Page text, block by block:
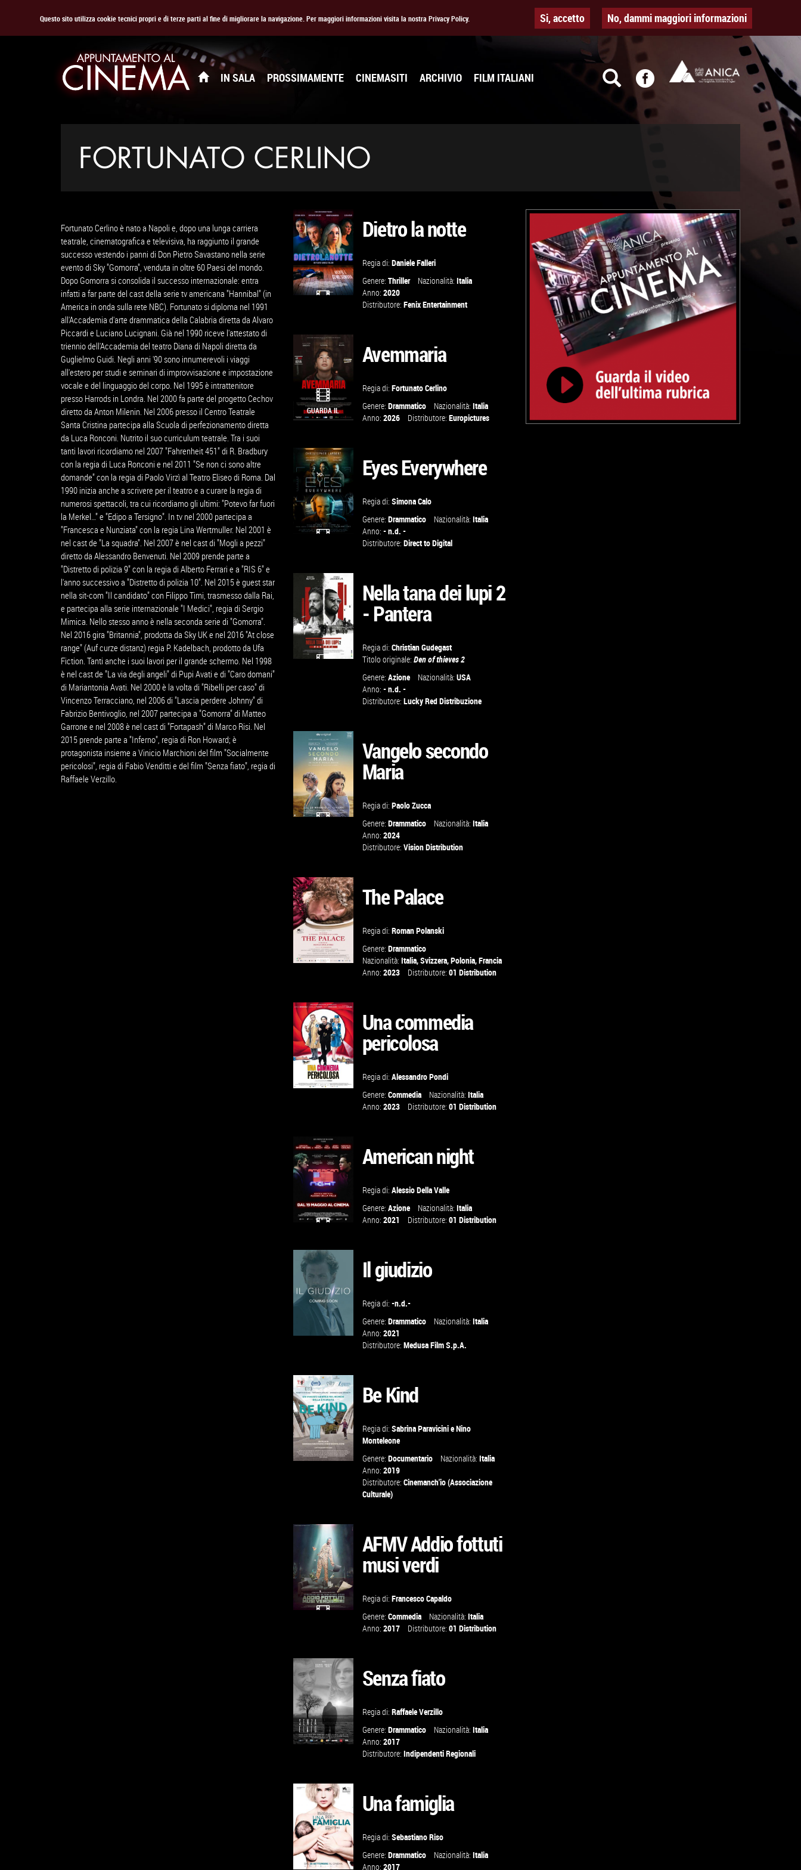
Questo sito utilizza cookie tecnici propri e di terze parti al fine di migliorare la navigazione. Per maggiori informazioni visita la nostra Privacy Policy. Si, accetto No, dammi maggiori informazioni
IN SALA PROSSIMAMENTE CINEMASITI ARCHIVIO FILM ITALIANI
FORTUNATO CERLINO
Fortunato Cerlino è nato a Napoli e, dopo una lunga carriera
teatrale, cinematografica e televisiva, ha raggiunto il grande
successo vestendo i panni di Don Pietro Savastano nella serie
evento di Sky "Gomorra", venduta in oltre 60 Paesi del mondo.
Dopo Gomorra si consolida il successo internazionale: entra
infatti a far parte del cast della serie tv americana "Hannibal" (in
America in onda sulla rete NBC). Fortunato si diploma nel 1991
all'Accademia d'arte drammatica della Calabria diretta da Alvaro
Piccardi e Luciano Lucignani. Già nel 1990 riceve l'attestato di
triennio dell'Accademia del teatro Diana di Napoli diretta da
Guglielmo Guidi. Negli anni '90 sono innumerevoli i viaggi
all'estero per studi e seminari di improvvisazione e impostazione
vocale e del linguaggio del corpo. Nel 1995 è intrattenitore
presso Harrods in Londra. Nel 2000 fa parte del progetto Cechov
diretto da Anton Milenin. Nel 2006 presso il Centro Teatrale
Santa Cristina partecipa alla Scuola di perfezionamento diretta
da Luca Ronconi. Nutrito il suo curriculum teatrale. Tra i suoi
tanti lavori ricordiamo nel 2007 "Fahrenheit 451" di R. Bradbury
con la regia di Luca Ronconi e nel 2011 "Se non ci sono altre
domande" con la regia di Paolo Virzì al Teatro Eliseo di Roma. Dal
1990 inizia anche a scrivere per il teatro e a curare la regia di
numerosi spettacoli, tra cui ricordiamo gli ultimi: "Potevo far fuori
la Merkel…" e "Edipo a Tersigno". In tv nel 2000 partecipa a
"Francesca e Nunziata" con la regia Lina Wertmuller. Nel 2001 è
nel cast de "La squadra". Nel 2007 è nel cast di "Mogli a pezzi"
diretto da Alessandro Benvenuti. Nel 2009 prende parte a
"Distretto di polizia 9" con la regia di Alberto Ferrari e a "RIS 6" e
l'anno successivo a "Distretto di polizia 10". Nel 2015 è guest star
nella sit-com "Il candidato" con Filippo Timi, trasmesso dalla Rai,
e partecipa alla serie internazionale "I Medici", regia di Sergio
Mimica. Nello stesso anno è nella seconda serie di "Gomorra".
Nel 2016 gira "Britannia", prodotta da Sky UK e nel 2016 "At close
range" (Auf curze distanz) regia P. Kadelbach, prodotto da Ufa
Fiction. Tanti anche i suoi lavori per il grande schermo. Nel 1998
è nel cast de "La via degli angeli" di Pupi Avati e di "Caro domani"
di Mariantonia Avati. Nel 2000 è la volta di "Ribelli per caso" di
Vincenzo Terracciano, nel 2006 di "Lascia perdere Johnny" di
Fabrizio Bentivoglio, nel 2007 partecipa a "Gomorra" di Matteo
Garrone e nel 2008 è nel cast di "Fortapash" di Marco Risi. Nel
2015 prende parte a "Inferno", regia di Ron Howard; è
protagonista insieme a Vinicio Marchioni del film "Socialmente
pericolosi", regia di Fabio Venditti e del film "Senza fiato", regia di
Raffaele Verzillo.
VAI ALLA
SCHEDA
Dietro la notte
Regia di: Daniele Falleri
Genere: Thriller Nazionalità: Italia
Anno: 2020
Distributore: Fenix Entertainment
GUARDA IL
TROVA IL
CINEMA
VAI ALLA
SCHEDA
Avemmaria
Regia di: Fortunato Cerlino
Genere: Drammatico Nazionalità: Italia
Anno: 2026 Distributore: Europictures
VAI ALLA
SCHEDA
Eyes Everywhere
Regia di: Simona Calo
Genere: Drammatico Nazionalità: Italia
Anno: - n.d. -
Distributore: Direct to Digital
VAI ALLA
SCHEDA
Nella tana dei lupi 2
- Pantera
Regia di: Christian Gudegast
Titolo originale: Den of thieves 2
Genere: Azione Nazionalità: USA
Anno: - n.d. -
Distributore: Lucky Red Distribuzione
VAI ALLA
SCHEDA
Vangelo secondo
Maria
Regia di: Paolo Zucca
Genere: Drammatico Nazionalità: Italia
Anno: 2024
Distributore: Vision Distribution
VAI ALLA
SCHEDA
The Palace
Regia di: Roman Polanski
Genere: Drammatico
Nazionalità: Italia,Svizzera,Polonia,Francia
Anno: 2023 Distributore: 01 Distribution
VAI ALLA
SCHEDA
Una commedia
pericolosa
Regia di: Alessandro Pondi
Genere: Commedia Nazionalità: Italia
Anno: 2023 Distributore: 01 Distribution
TRAILER
VAI ALLA
SCHEDA
American night
Regia di: Alessio Della Valle
Genere: Azione Nazionalità: Italia
Anno: 2021 Distributore: 01 Distribution
VAI ALLA
SCHEDA
Il giudizio
Regia di: -n.d.-
Genere: Drammatico Nazionalità: Italia
Anno: 2021
Distributore: Medusa Film S.p.A.
Be Kind
Regia di: Sabrina ParavicinieNino
Monteleone
Genere: Documentario Nazionalità: Italia
Anno: 2019
Distributore: Cinemanch'io (Associazione
Culturale)
VAI ALLA
SCHEDA
AFMV Addio fottuti
musi verdi
Regia di: Francesco Capaldo
Genere: Commedia Nazionalità: Italia
Anno: 2017 Distributore: 01 Distribution
VAI ALLA
SCHEDA
Senza fiato
Regia di: Raffaele Verzillo
Genere: Drammatico Nazionalità: Italia
Anno: 2017
Distributore: Indipendenti Regionali
Una famiglia
Regia di: Sebastiano Riso
Genere: Drammatico Nazionalità: Italia
Anno: 2017